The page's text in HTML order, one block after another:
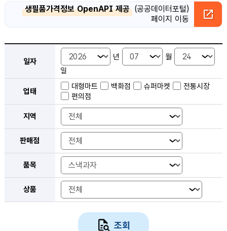
생필품가격정보 OpenAPI 제공 (공공데이터포털)
페이지 이동
일자 년
월
일
업태
대형마트 백화점 슈퍼마켓
전통시장
편의점
지역
판매점
품목
상품
조회